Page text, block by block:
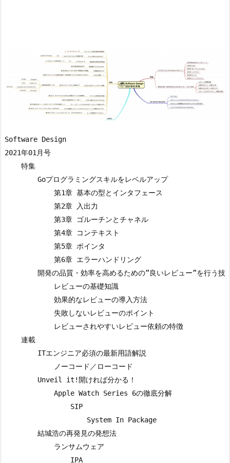
Software Design
2021年01月号
    特集
        Goプログラミングスキルをレベルアップ
            第1章 基本の型とインタフェース
            第2章 入出力
            第3章 ゴルーチンとチャネル
            第4章 コンテキスト
            第5章 ポインタ
            第6章 エラーハンドリング
開発の品質・効率を高めるための”良いレビュー”を行う技
            レビューの基礎知識
            効果的なレビューの導入方法
            失敗しないレビューのポイント
            レビューされやすいレビュー依頼の特徴
    連載
        ITエンジニア必須の最新用語解説
            ノーコード／ローコード
        Unveil it!開ければ分かる！
            Apple Watch Series 6の徹底分解
                SIP
                    System In Package
        結城浩の再発見の発想法
            ランサムウェア
                IPA